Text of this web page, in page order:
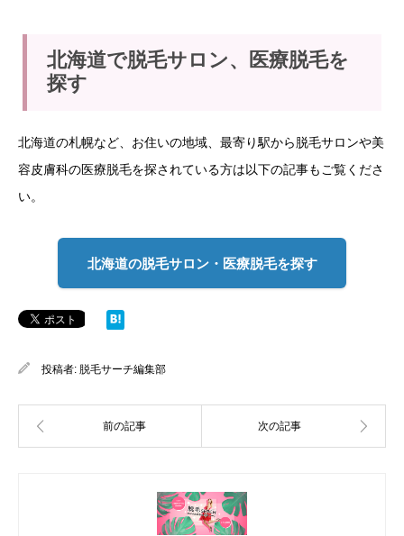
北海道で脱毛サロン、医療脱毛を
探す
北海道の札幌など、お住いの地域、最寄り駅から脱毛サロンや美
容皮膚科の医療脱毛を探されている方は以下の記事もご覧くださ
い。
北海道の脱毛サロン・医療脱毛を探す
投稿者: 脱毛サーチ編集部